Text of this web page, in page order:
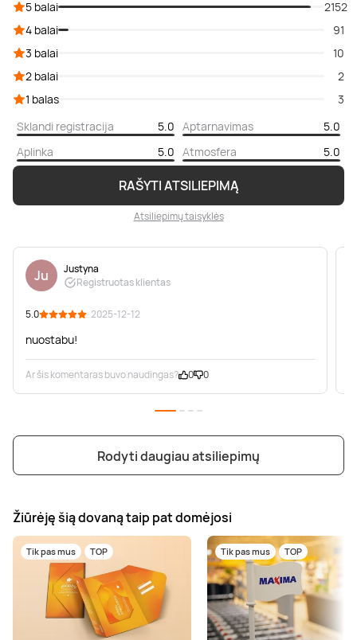
RAŠYTI ATSILIEPIMĄ
Atsiliepimų taisyklės
5 balai
2152
4 balai
91
3 balai
10
2 balai
2
1 balas
3
Sklandi registracija
5.0 Aptarnavimas
5.0
Aplinka
5.0 Atmosfera 5.0
Ju
Justyna
Registruotas klientas
5.0 · 2025-12-12
nuostabu!
Ar šis komentaras buvo naudingas? 0 0
Rodyti daugiau atsiliepimų
Žiūrėję šią dovaną taip pat domėjosi
Tik pas mus TOP Tik pas mus TOP